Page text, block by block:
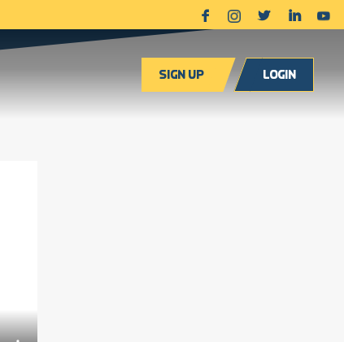
Login
Sign up